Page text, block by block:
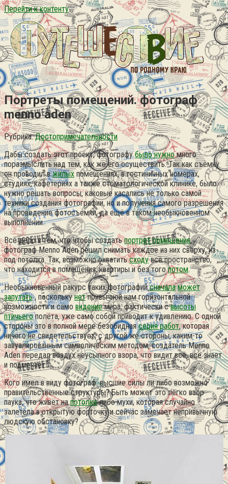
Перейти к контенту
Портреты помещений. фотограф
menno aden
Рубрика: Достопримечательности
Дабы создать этот проект, фотографубыло нужномного
поразмыслить над тем, как же его осуществить. Так как съёмку
он проводил вжилых помещениях, в гостиничных номерах,
студиях, кафетериях а также стоматологической клинике, было
нужно решать вопросы, каковые касались не только самой
техники создания фотографии, но и получения самого разрешения
на проведение фотосъемки, да ещё в таком необыкновенном
выполнении.
Всё дело в том, что чтобы создатьпортрет помещения,
фотограф Menno Aden решил снимать каждое из них сверху, из-
под потолка.Так, возможно охватитьсходувсё пространство,
что находится в помещения, квартиры и без тогопотом.
Необыкновенный ракурс таких фотографийсначала может
запутать, посколькунетпривычной нам горизонтальной
возможности и само видениемира, фактически свысоты
птичьегополёта, уже само собой приводит к удивлению. С одной
стороны это в полной мере безобиднаясерия работ, которая
ничего не свидетельствует, с другой же стороны, каким-то
завуалированным символическим методом, создатель Menno
Aden передал воздух неусыпного взора, что видит всё, всё знает
и подмечает.
Кого имел в виду фотограф: высшие силы ли либо возможно
правительственные структуры? Быть может это легко взор
паука, что живёт напотолкелибо мухи, которая случайно
залетела в открытую форточку и сейчас замечает непривычную
людскую обстановку?